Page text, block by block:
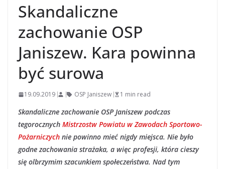
Skandaliczne
zachowanie OSP
Janiszew. Kara powinna
być surowa
19.09.2019 OSP Janiszew 1 min read
Skandaliczne zachowanie OSP Janiszew podczas
tegorocznych Mistrzostw Powiatu w Zawodach Sportowo-
Pożarniczych nie powinno mieć nigdy miejsca. Nie było
godne zachowania strażaka, a więc profesji, która cieszy
się olbrzymim szacunkiem społeczeństwa. Nad tym